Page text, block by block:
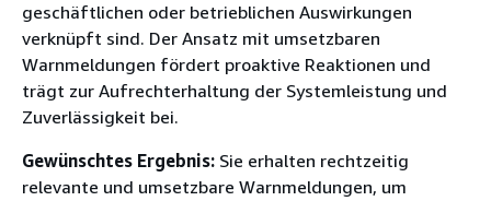
geschäftlichen oder betrieblichen Auswirkungen
verknüpft sind. Der Ansatz mit umsetzbaren
Warnmeldungen fördert proaktive Reaktionen und
trägt zur Aufrechterhaltung der Systemleistung und
Zuverlässigkeit bei.
Gewünschtes Ergebnis: Sie erhalten rechtzeitig
relevante und umsetzbare Warnmeldungen, um